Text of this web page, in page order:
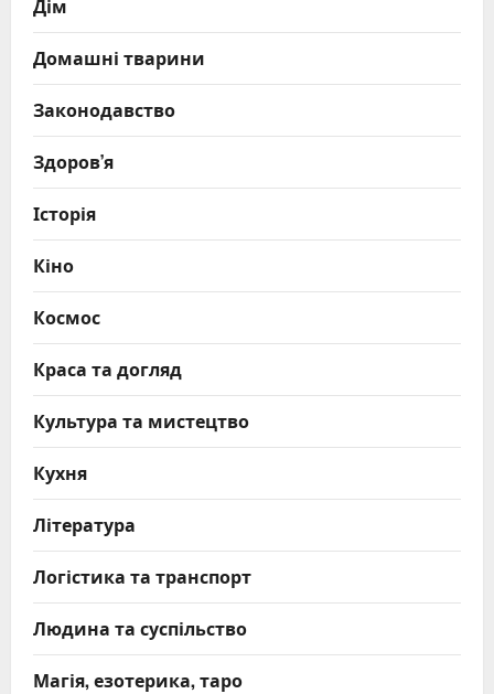
Домашні тварини
Законодавство
Здоров’я
Історія
Кіно
Космос
Краса та догляд
Культура та мистецтво
Кухня
Література
Логістика та транспорт
Людина та суспільство
Магія, езотерика, таро